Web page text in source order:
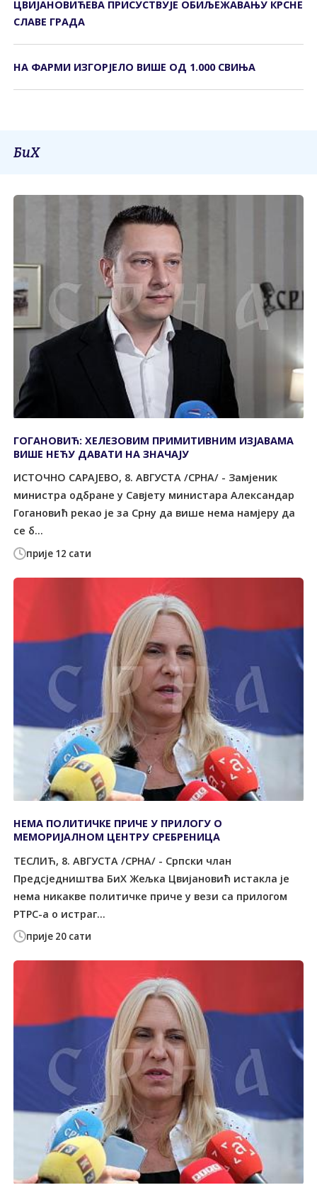
ЦВИЈАНОВИЋЕВА ПРИСУСТВУЈЕ ОБИЉЕЖАВАЊУ КРСНЕ
СЛАВЕ ГРАДА
НА ФАРМИ ИЗГОРЈЕЛО ВИШЕ ОД 1.000 СВИЊА
БиХ
прије 12 сати
ГОГАНОВИЋ: ХЕЛЕЗОВИМ ПРИМИТИВНИМ ИЗЈАВАМА
ВИШЕ НЕЋУ ДАВАТИ НА ЗНАЧАЈУ
ИСТОЧНО САРАЈЕВО, 8. АВГУСТА /СРНА/ - Замјеник
министра одбране у Савјету министара Александар
Гогановић рекао је за Срну да више нема намјеру да
се б...
прије 20 сати
НЕМА ПОЛИТИЧКЕ ПРИЧЕ У ПРИЛОГУ О
МЕМОРИЈАЛНОМ ЦЕНТРУ СРЕБРЕНИЦА
ТЕСЛИЋ, 8. АВГУСТА /СРНА/ - Српски члан
Предсједништва БиХ Жељка Цвијановић истакла је
нема никакве политичке приче у вези са прилогом
РТРС-а о истраг...